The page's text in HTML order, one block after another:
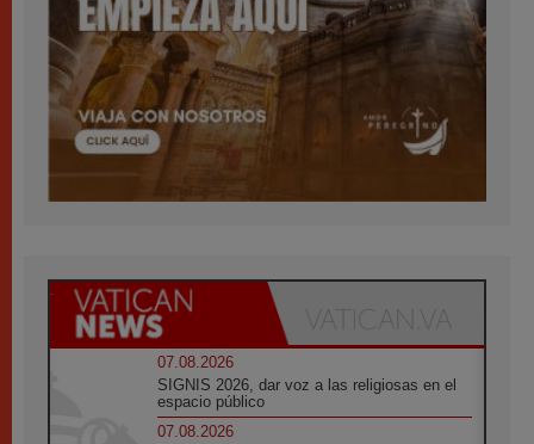
07.08.2026
SIGNIS 2026, dar voz a las religiosas en el
espacio público
07.08.2026